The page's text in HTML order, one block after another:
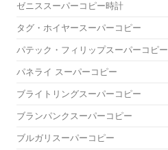
ゼニススーパーコピー時計
タグ・ホイヤースーパーコピー
パテック・フィリップスーパーコピー
パネライ スーパーコピー
ブライトリングスーパーコピー
ブランパンクスーパーコピー
ブルガリスーパーコピー